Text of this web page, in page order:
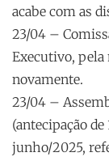
acabe com as
23/04 –
Executivo, pela
novamente.
23/04 –
(antecipação
junho/2025,